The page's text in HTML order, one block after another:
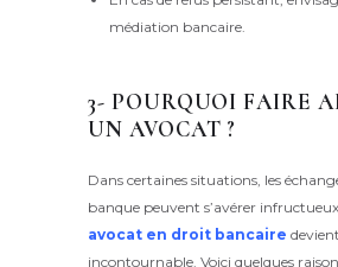
médiation bancaire.
3- POURQUOI FAIRE
UN AVOCAT ?
Dans certaines situations, les
banque peuvent s’avérer
avocat en droit bancaire
incontournable. Voici quelques